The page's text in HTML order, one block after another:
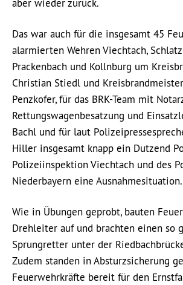
aber wieder zurück.
Das war auch für die insgesamt 45
alarmierten Wehren Viechtach,
Prackenbach und Kollnburg um
Christian Stiedl und
Penzkofer, für das BRK-Team mit
Rettungswagenbesatzung und
Bachl und für laut
Hiller insgesamt knapp ein Dutzend
Polizeiinspektion Viechtach und des
Niederbayern eine Ausnahmesituation.
Wie in Übungen geprobt, bauten
Drehleiter auf und brachten einen so
Sprungretter unter der
Zudem standen in Absturzsicherung
Feuerwehrkräfte bereit für den